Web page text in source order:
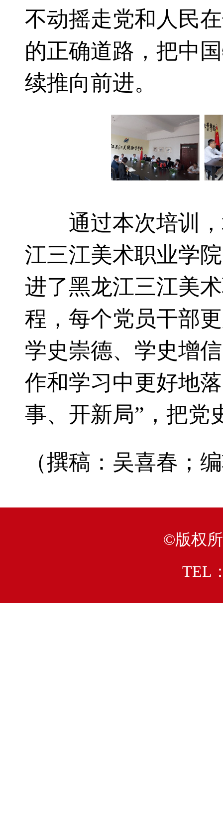
不动摇走党和人民
的正确道路，把中
续推向前进。
通过本次培训，
江三江美术职业学
进了黑龙江三江美
程，每个党员干部
学史崇德、学史增
作和学习中更好地
事、开新局”，把党
（撰稿：吴喜春；
©版权
TEL